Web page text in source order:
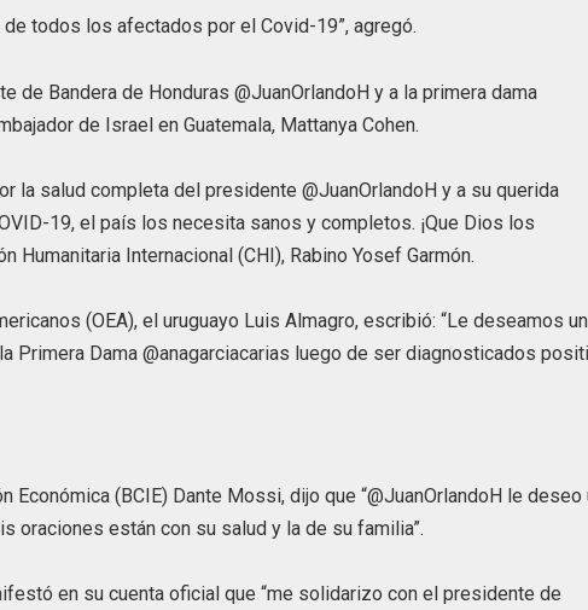
todos los afectados por el Covid-19”, agregó.
de Bandera de Honduras @JuanOrlandoH y a la primera dama
de Israel en Guatemala, Mattanya Cohen.
la salud completa del presidente @JuanOrlandoH y a su querida
19, el país los necesita sanos y completos. ¡Que Dios los
Internacional (CHI), Rabino Yosef Garmón.
(OEA), el uruguayo Luis Almagro, escribió: “Le deseamos
Primera Dama @anagarciacarias luego de ser diagnosticados
(BCIE) Dante Mossi, dijo que “@JuanOrlandoH le deseo
oraciones están con su salud y la de su familia”.
en su cuenta oficial que “me solidarizo con el presidente de